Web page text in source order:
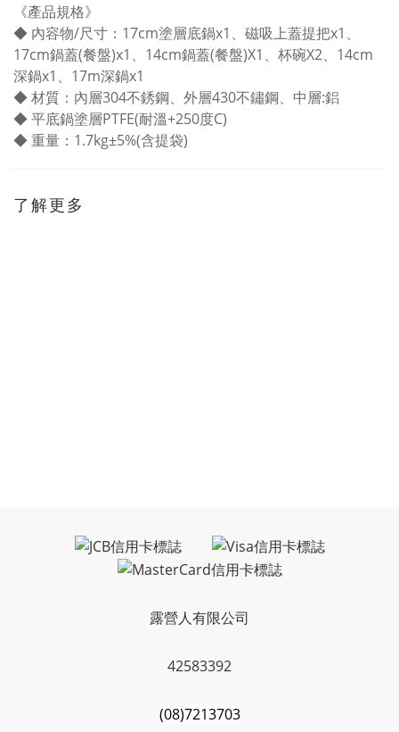
《產品規格》
◆ 內容物/尺寸：17cm塗層底鍋x1、磁吸上蓋提把x1、
17cm鍋蓋(餐盤)x1、14cm鍋蓋(餐盤)X1、杯碗X2、14cm
深鍋x1、17m深鍋x1
◆ 材質：內層304不銹鋼、外層430不鏽鋼、中層:鋁
◆ 平底鍋塗層PTFE(耐溫+250度C)
◆ 重量：1.7kg±5%(含提袋)
了解更多
露營人有限公司
42583392
(08)7213703